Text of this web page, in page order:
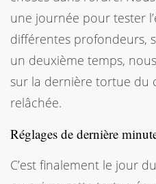
une journée pour tester
différentes profondeurs,
un deuxième temps,
sur la dernière tortue du
relâchée.
Réglages de dernière
C’est finalement le jour